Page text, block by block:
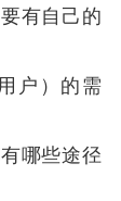
有自己的
户）的需
哪些途径